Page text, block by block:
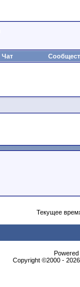
Чат
Текущее
Copyright ©2000 -